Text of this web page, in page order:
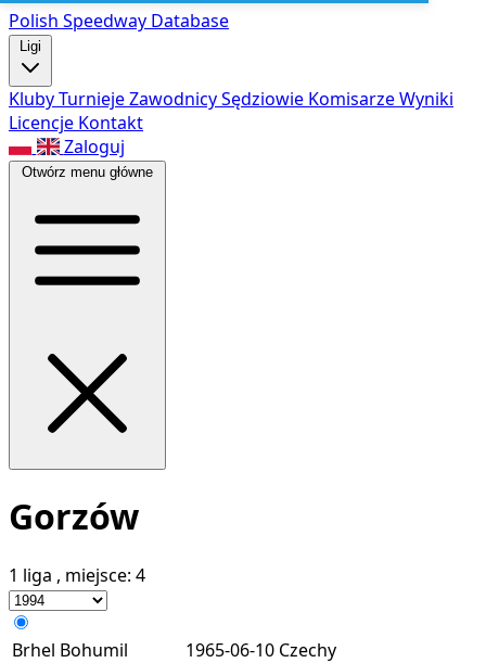
Polish Speedway Database
Ligi
KlubyTurniejeZawodnicySędziowie KomisarzeWyniki
Licencje Kontakt
Zaloguj
Otwórz menu główne
Gorzów
1 liga , miejsce: 4
Brhel Bohumil 1965-06-10 Czechy